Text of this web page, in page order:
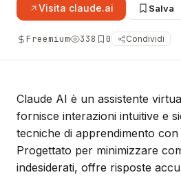
Visita claude.ai Salva
Freemium 338 0 Condividi
Claude AI è un assistente
fornisce interazioni intuitive e
tecniche di apprendimento
Progettato per minimizzare
indesiderati, offre risposte